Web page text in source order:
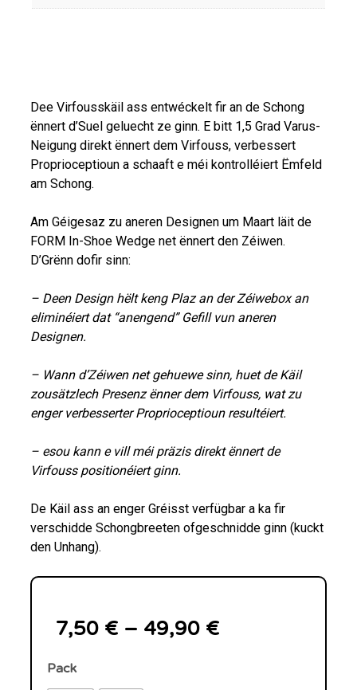
Dee Virfousskäil ass entwéckelt fir an de Schong
ënnert d’Suel geluecht ze ginn. E bitt 1,5 Grad Varus-
Neigung direkt ënnert dem Virfouss, verbessert
Proprioceptioun a schaaft e méi kontrolléiert Ëmfeld
am Schong.
Am Géigesaz zu aneren Designen um Maart läit de
FORM In-Shoe Wedge net ënnert den Zéiwen.
D’Grënn dofir sinn:
– Deen Design hëlt keng Plaz an der Zéiwebox an
eliminéiert dat “anengend” Gefill vun aneren
Designen.
– Wann d’Zéiwen net gehuewe sinn, huet de Käil
zousätzlech Presenz ënner dem Virfouss, wat zu
enger verbesserter Proprioceptioun resultéiert.
– esou kann e vill méi präzis direkt ënnert de
Virfouss positionéiert ginn.
De Käil ass an enger Gréisst verfügbar a ka fir
verschidde Schongbreeten ofgeschnidde ginn (kuckt
den Unhang).
7,50 € – 49,90 €
Pack